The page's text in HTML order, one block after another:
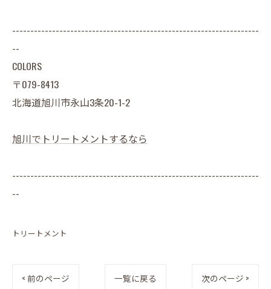
--------------------------------------------------------------------
--
COLORS
〒079-8413
北海道旭川市永山3条20-1-2
旭川でトリートメントするなら
--------------------------------------------------------------------
--
トリートメント
< 前のページ 一覧に戻る 次のページ >